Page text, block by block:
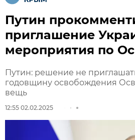
Путин
приглашение
мероприятия по
Путин: решение не
годовщину освобождения
вещь
12:55 02.02.2025